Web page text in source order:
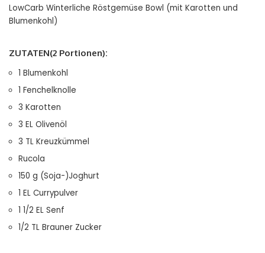
LowCarb Winterliche Röstgemüse Bowl (mit Karotten und
Blumenkohl)
ZUTATEN(2 Portionen):
1 Blumenkohl
1 Fenchelknolle
3 Karotten
3 EL Olivenöl
3 TL Kreuzkümmel
Rucola
150 g (Soja-)Joghurt
1 EL Currypulver
1 1/2 EL Senf
1/2 TL Brauner Zucker